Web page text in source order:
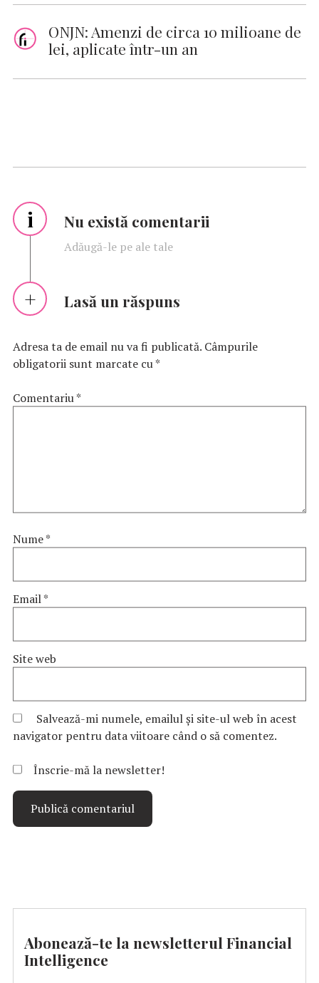
ONJN: Amenzi de circa 10 milioane de
lei, aplicate într-un an
i Nu există comentarii
Adăugă-le pe ale tale
Lasă un răspuns
Adresa ta de email nu va fi publicată. Câmpurile
obligatorii sunt marcate cu*
Comentariu*
Nume*
Email*
Site web
Salvează-mi numele, emailul și site-ul web în acest
navigator pentru data viitoare când o să comentez.
Înscrie-mă la newsletter!
Abonează-te la newsletterul Financial
Intelligence